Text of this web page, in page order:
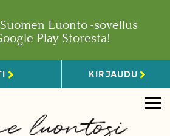
Luonto -sovellus
Play Storesta!
KIRJAUDU